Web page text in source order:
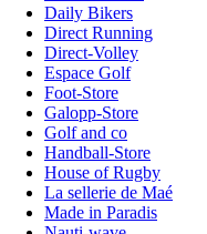
Daily Bikers
Direct Running
Direct-Volley
Espace Golf
Foot-Store
Galopp-Store
Golf and co
Handball-Store
House of Rugby
La sellerie de Maé
Made in Paradis